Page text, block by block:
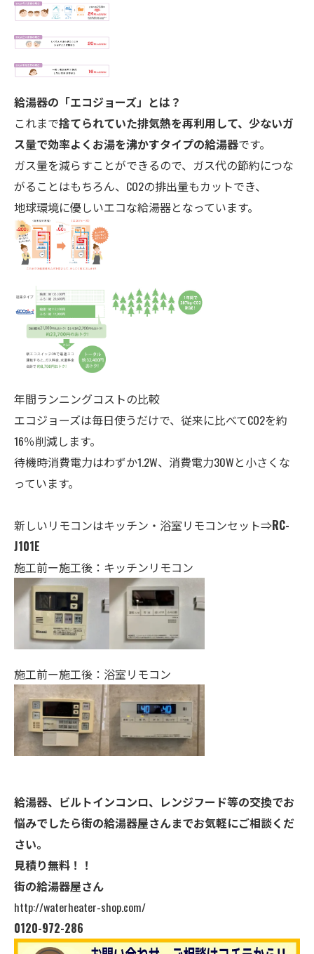
給湯器の「エコジョーズ」とは？
これまで捨てられていた排気熱を再利用して、少ないガ
ス量で効率よくお湯を沸かすタイプの給湯器です。
ガス量を減らすことができるので、ガス代の節約につな
がることはもちろん、CO2の排出量もカットでき、
地球環境に優しいエコな給湯器となっています。
年間ランニングコストの比較
エコジョーズは毎日使うだけで、従来に比べてCO2を約
16％削減します。
待機時消費電力はわずか1.2W、消費電力30Wと小さくな
っています。
新しいリモコンはキッチン・ 浴室リモコンセット⇒RC-
J101E
施工前ー施工後：キッチンリモコン
施工前ー施工後：浴室リモコン
給湯器、ビルトインコンロ、レンジフード等の交換でお
悩みでしたら街の給湯器屋さんまでお気軽にご相談くだ
さい。
見積り無料！！
街の給湯器屋さん
http://waterheater-shop.com/
0120-972-286